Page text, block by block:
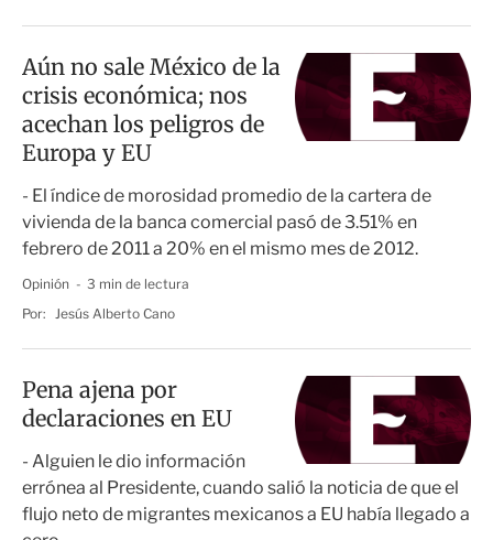
Aún no sale México de la
crisis económica; nos
acechan los peligros de
Europa y EU
- El índice de morosidad promedio de la cartera de
vivienda de la banca comercial pasó de 3.51% en
febrero de 2011 a 20% en el mismo mes de 2012.
Opinión
3 min de lectura
Por: Jesús Alberto Cano
Pena ajena por
declaraciones en EU
- Alguien le dio información
errónea al Presidente, cuando salió la noticia de que el
flujo neto de migrantes mexicanos a EU había llegado a